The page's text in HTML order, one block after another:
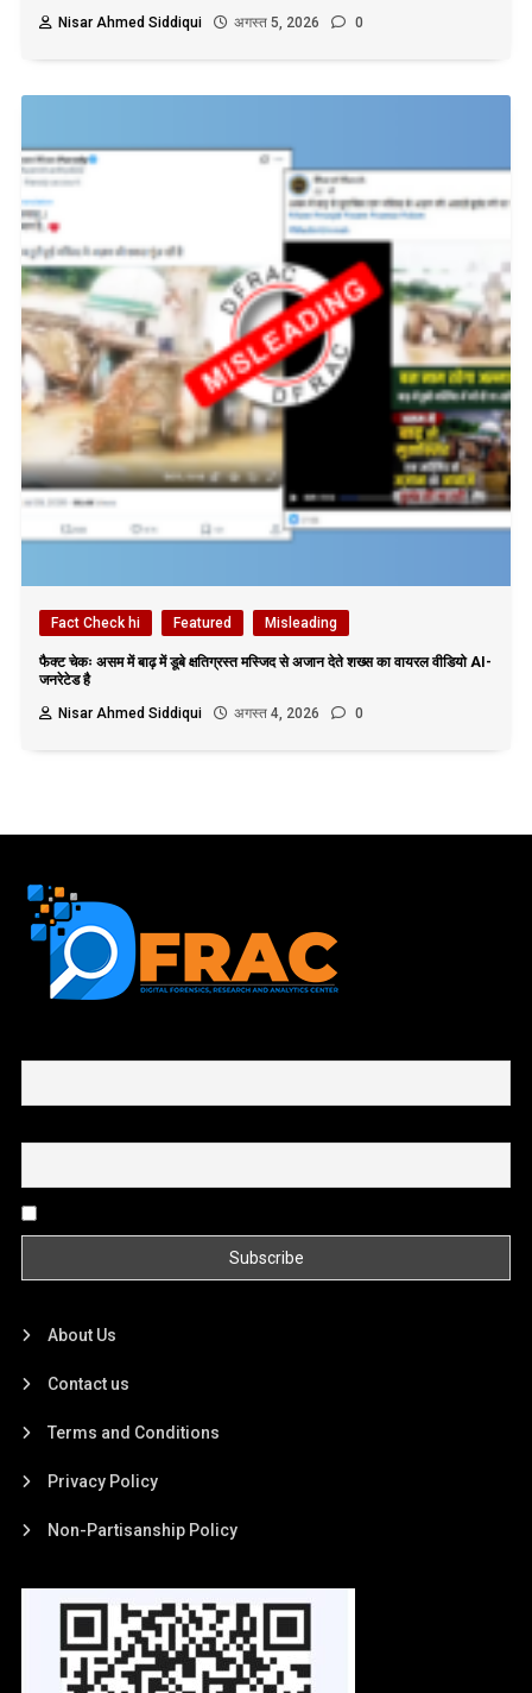
Nisar Ahmed Siddiqui
अगस्त 5, 2026 0
Fact Check hi Featured Misleading
फैक्ट चेकः असम में बाढ़ में डूबे क्षतिग्रस्त मस्जिद से अजान देते शख्स का वायरल वीडियो AI-
जनरेटेड है
Nisar Ahmed Siddiqui
अगस्त 4, 2026 0
About Us
Contact us
Terms and Conditions
Privacy Policy
Non-Partisanship Policy